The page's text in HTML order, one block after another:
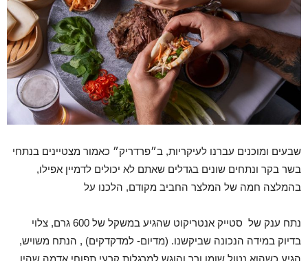
שבעים ומוכנים עברנו לעיקריות, ב״פרדריק״ כאמור מצטיינים בנתחי
בשר בקר ונתחים שונים בגדלים שאתם לא יכולים לדמיין אפילו,
בהמלצה חמה של המלצר החביב מקודם, הלכנו על
נתח ענק של סטייק אנטריקוט שהגיע במשקל של 600 גרם, צלוי
בדיוק במידה הנכונה שביקשנו. (מדיום- למדקדקים) , הנתח משויש,
הגיע כשהוא נטול שומן ורך והוגש למרגלות קרעי תפוחי אדמה שהיו